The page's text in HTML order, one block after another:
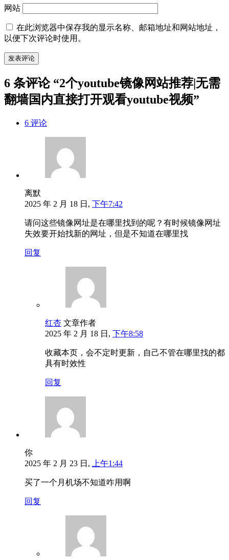
网站
在此浏览器中保存我的显示名称、邮箱地址和网站地址，
以便下次评论时使用。
6 条评论 “2个youtube镜像网站推荐|无需
翻墙国内直接打开观看youtube视频”
6 评论
离默
2025 年 2 月 18 日, 下午7:42
请问这些镜像网址是在哪里找到的呢？有时候镜像网址
失效要开始找新的网址，但是不知道在哪里找
回复
红杏 文章作者
2025 年 2 月 18 日, 下午8:58
收藏本页，会不定时更新，自己不管在哪里找的都
具有时效性
回复
你
2025 年 2 月 23 日,
上午1:44
买了一个月机场不知道咋用啊
回复